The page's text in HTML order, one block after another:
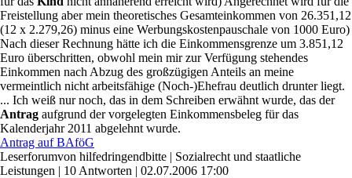
Freistellung aber mein theoretisches Gesamteinkommen von 26.351,12
(12 x 2.279,26) minus eine Werbungskostenpauschale von 1000 Euro)
Nach dieser Rechnung hätte ich die Einkommensgrenze um 3.851,12
Euro überschritten, obwohl mein mir zur Verfügung stehendes
Einkommen nach Abzug des großzügigen Anteils an meine
vermeintlich nicht arbeitsfähige (Noch-)Ehefrau deutlich drunter liegt.
... Ich weiß nur noch, das in dem Schreiben erwähnt wurde, das der
Antrag aufgrund der vorgelegten Einkommensbeleg für das
Kalenderjahr 2011 abgelehnt wurde.
Antrag auf BAföG
Leserforumvon hilfedringendbitte | Sozialrecht und staatliche
Leistungen | 10 Antworten | 02.07.2006 17:00